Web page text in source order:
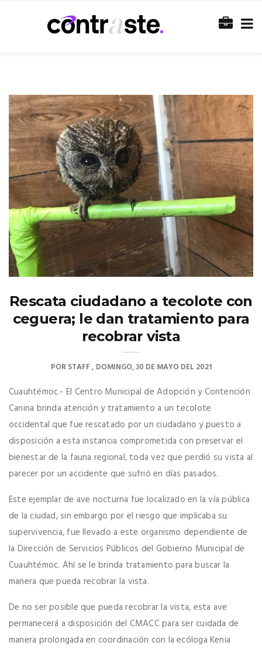
Rescata ciudadano a tecolote con
ceguera; le dan tratamiento para
recobrar vista
PORSTAFF DOMINGO, 30 DE MAYO DEL 2021
Cuauhtémoc.- El Centro Municipal de Adopción y Contención
Canina brinda atención y tratamiento a un tecolote
occidental que fue rescatado por un ciudadano y puesto a
disposición a esta instancia comprometida con preservar el
bienestar de la fauna regional, toda vez que perdió su vista al
parecer por un accidente que sufrió en días pasados.
Este ejemplar de ave nocturna fue localizado en la vía pública
de la ciudad, sin embargo por el riesgo que implicaba su
supervivencia, fue llevado a este organismo dependiente de
la Dirección de Servicios Públicos del Gobierno Municipal de
Cuauhtémoc. Ahí se le brinda tratamiento para buscar la
manera que pueda recobrar la vista.
De no ser posible que pueda recobrar la vista, esta ave
permanecerá a disposición del CMACC para ser cuidada de
manera prolongada en coordinación con la ecóloga Kenia